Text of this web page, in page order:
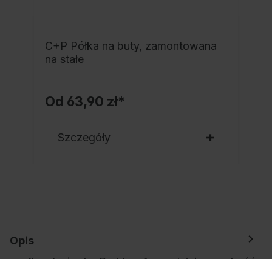
C+P Półka na buty, zamontowana
na stałe
Od 63,90 zł*
Szczegóły
Opis